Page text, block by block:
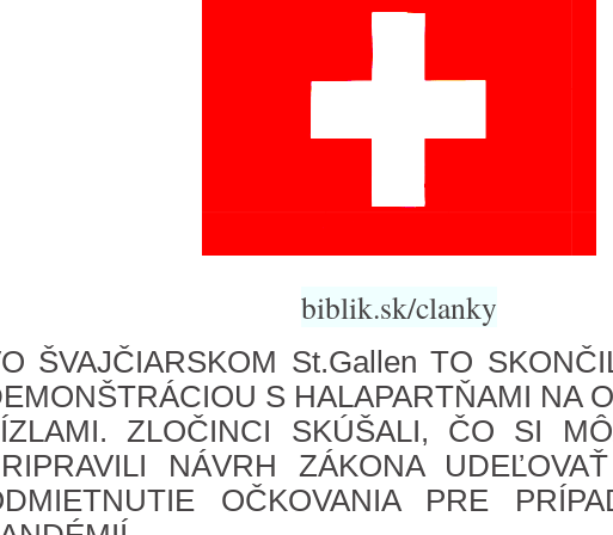
biblik.sk/clanky
ŠVAJČIARSKOM St.Gallen TO
S HALAPARTŇAMI NA
ZLOČINCI SKÚŠALI, ČO SI
NÁVRH ZÁKONA
OČKOVANIA PRE